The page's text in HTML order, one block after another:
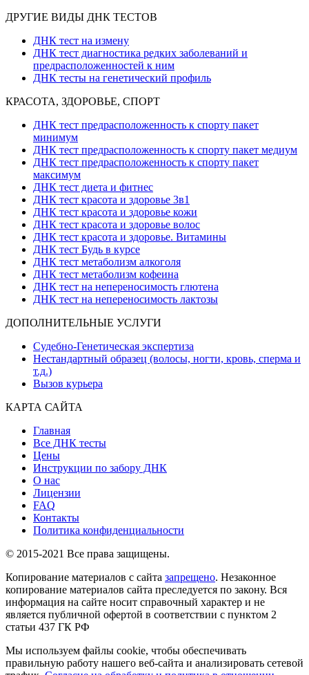
ДРУГИЕ ВИДЫ ДНК ТЕСТОВ
ДНК тест на измену
ДНК тест диагностика редких заболеваний и
предрасположенностей к ним
ДНК тесты на генетический профиль
КРАСОТА, ЗДОРОВЬЕ, СПОРТ
ДНК тест предрасположенность к спорту пакет
минимум
ДНК тест предрасположенность к спорту пакет медиум
ДНК тест предрасположенность к спорту пакет
максимум
ДНК тест диета и фитнес
ДНК тест красота и здоровье 3в1
ДНК тест красота и здоровье кожи
ДНК тест красота и здоровье волос
ДНК тест красота и здоровье. Витамины
ДНК тест Будь в курсе
ДНК тест метаболизм алкоголя
ДНК тест метаболизм кофеина
ДНК тест на непереносимость глютена
ДНК тест на непереносимость лактозы
ДОПОЛНИТЕЛЬНЫЕ УСЛУГИ
Судебно-Генетическая экспертиза
Нестандартный образец (волосы, ногти, кровь, сперма и
т.д.)
Вызов курьера
КАРТА САЙТА
Главная
Все ДНК тесты
Цены
Инструкции по забору ДНК
О нас
Лицензии
FAQ
Контакты
Политика конфиденциальности
© 2015-2021 Все права защищены.
Копирование материалов с сайта запрещено. Незаконное
копирование материалов сайта преследуется по закону. Вся
информация на сайте носит справочный характер и не
является публичной офертой в соответствии с пунктом 2
статьи 437 ГК РФ
Мы используем файлы cookie, чтобы обеспечивать
правильную работу нашего веб-сайта и анализировать сетевой